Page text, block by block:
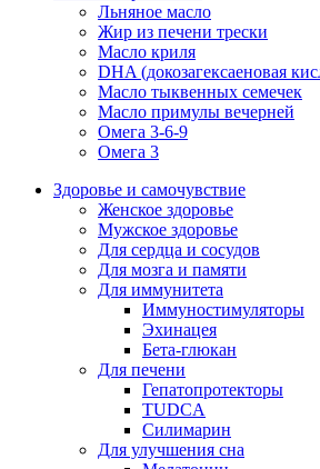
Льняное масло
Жир из печени трески
Масло криля
DHA (докозагексаеновая
Масло тыквенных семечек
Масло примулы вечерней
Омега 3-6-9
Омега 3
Здоровье и самочувствие
Женское здоровье
Мужское здоровье
Для сердца и сосудов
Для мозга и памяти
Для иммунитета
Иммуностимуляторы
Эхинацея
Бета-глюкан
Для печени
Гепатопротекторы
TUDCA
Силимарин
Для улучшения сна